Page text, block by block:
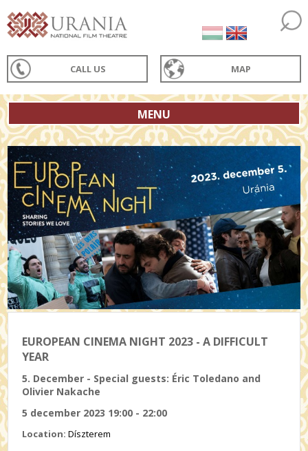
CALL US MAP
MENU
EUROPEAN CINEMA NIGHT 2023 - A DIFFICULT
YEAR
5. December - Special guests: Éric Toledano and
Olivier Nakache
5 december 2023 19:00 - 22:00
Location:Díszterem